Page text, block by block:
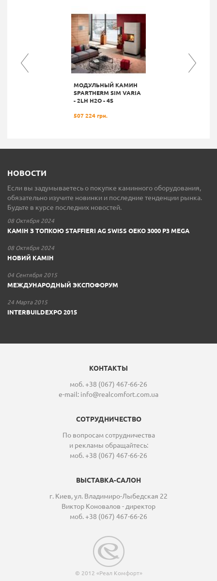
МОДУЛЬНЫЙ КАМИН
SPARTHERM SIM VARIA
- 2LH H2О - 4S
507 224 грн.
НОВОСТИ
Если вы задумываетесь о покупке каминного оборудования,
обязательно изучите новинки и последние тенденции рынка.
Будьте в курсе последних новостей.
08 Октября 2024
КАМІН З ТОПКОЮ STAFFIERI AG SWISS OEKO 3000 P3 MEGA
08 Октября 2024
НОВИЙ КАМІН
04 Сентября 2015
МЕЖДУНАРОДНЫЙ ЭКСПОФОРУМ
24 Марта 2015
INTERBUILDEXPO 2015
КОНТАКТЫ
моб. +38 (067) 467-66-26
e-mail: info@realcomfort.com.ua
СОТРУДНИЧЕСТВО
По вопросам сотрудничества
и рекламы обращайтесь:
моб. +38 (067) 467-66-26
ВЫСТАВКА-САЛОН
г. Киев, ул. Владимиро-Лыбедская 22
Виктор Коновалов - директор
моб. +38 (067) 467-66-26
© 2012 «Реал Комфорт»